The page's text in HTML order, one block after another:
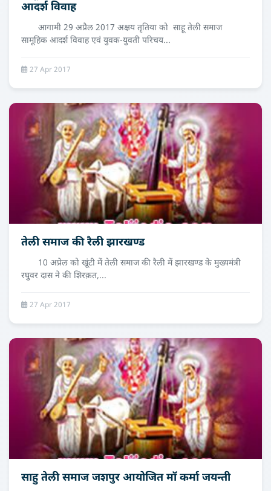
आदर्श विवाह
आगामी 29 अप्रैल 2017 अक्षय तृतिया को साहू तेली समाज
सामूहिक आदर्श विवाह एवं युवक-युवती परिचय...
27 Apr 2017
तेली समाज की रैली झारखण्ड
10 अप्रेल को खूंटी में तेली समाज की रैली में झारखण्ड के मुख्यमंत्री
रघुवर दास ने की शिरक़त,...
27 Apr 2017
साहु तेली समाज जशपुर आयोजित मॉ कर्मा जयन्ती